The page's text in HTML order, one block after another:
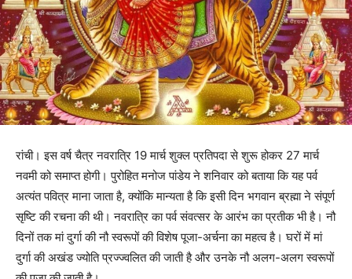
रांची। इस वर्ष चैत्र नवरात्रि 19 मार्च शुक्ल प्रतिपदा से शुरू होकर 27 मार्च
नवमी को समाप्त होगी। पुरोहित मनोज पांडेय ने शनिवार को बताया कि यह पर्व
अत्यंत पवित्र माना जाता है, क्योंकि मान्यता है कि इसी दिन भगवान ब्रह्मा ने संपूर्ण
सृष्टि की रचना की थी। नवरात्रि का पर्व संवत्सर के आरंभ का प्रतीक भी है। नौ
दिनों तक मां दुर्गा की नौ स्वरूपों की विशेष पूजा-अर्चना का महत्व है। घरों में मां
दुर्गा की अखंड ज्योति प्रज्ज्वलित की जाती है और उनके नौ अलग-अलग स्वरूपों